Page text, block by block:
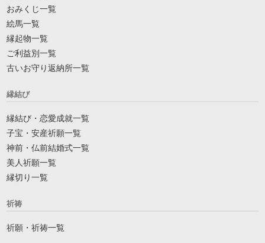
おみくじ一覧
絵馬一覧
縁起物一覧
ご利益別一覧
古いお守り返納所一覧
縁結び
縁結び・恋愛成就一覧
子宝・安産祈願一覧
神前・仏前結婚式一覧
美人祈願一覧
縁切り一覧
祈祷
祈願・祈祷一覧